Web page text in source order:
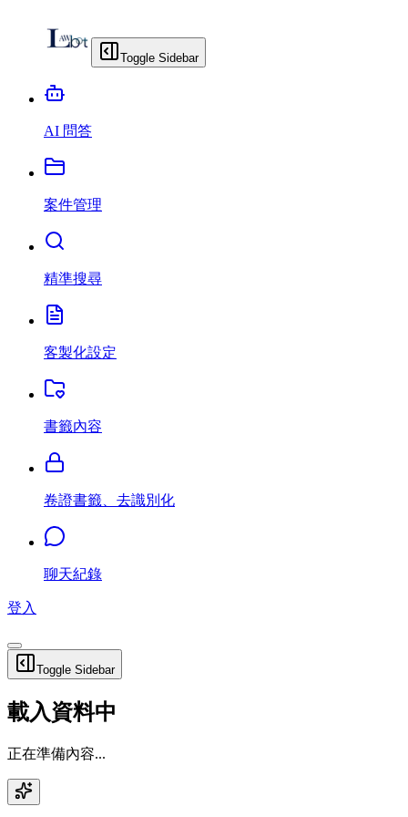
Toggle Sidebar
AI 問答
案件管理
精準搜尋
客製化設定
書籤內容
卷證書籤、去識別化
聊天紀錄
登入
Toggle Sidebar
載入資料中
正在準備內容...